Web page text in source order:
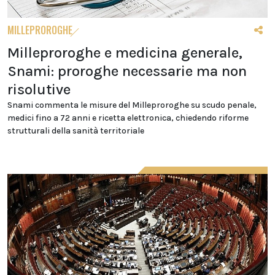
MILLEPROROGHE
Milleproroghe e medicina generale,
Snami: proroghe necessarie ma non
risolutive
Snami commenta le misure del Milleproroghe su scudo penale,
medici fino a 72 anni e ricetta elettronica, chiedendo riforme
strutturali della sanità territoriale